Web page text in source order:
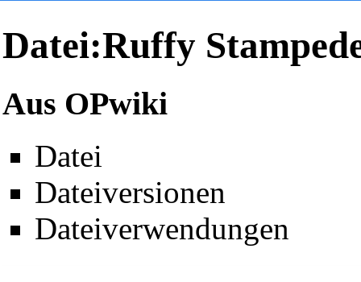
Datei:Ruffy
Aus OPwiki
Datei
Dateiversionen
Dateiverwendungen